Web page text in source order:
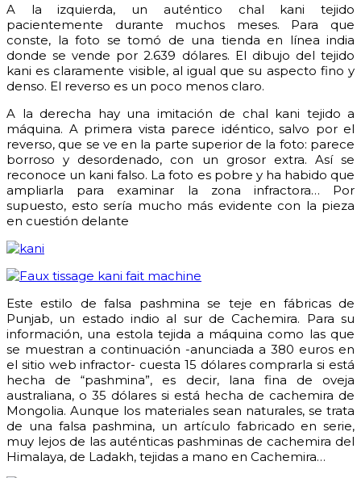
A la izquierda, un auténtico chal kani tejido
pacientemente durante muchos meses. Para que
conste, la foto se tomó de una tienda en línea india
donde se vende por 2.639 dólares. El dibujo del tejido
kani es claramente visible, al igual que su aspecto fino y
denso. El reverso es un poco menos claro.
A la derecha hay una imitación de chal kani tejido a
máquina. A primera vista parece idéntico, salvo por el
reverso, que se ve en la parte superior de la foto: parece
borroso y desordenado, con un grosor extra. Así se
reconoce un kani falso. La foto es pobre y ha habido que
ampliarla para examinar la zona infractora… Por
supuesto, esto sería mucho más evidente con la pieza
en cuestión delante
Este estilo de falsa pashmina se teje en fábricas de
Punjab, un estado indio al sur de Cachemira. Para su
información, una estola tejida a máquina como las que
se muestran a continuación -anunciada a 380 euros en
el sitio web infractor- cuesta 15 dólares comprarla si está
hecha de “pashmina”, es decir, lana fina de oveja
australiana, o 35 dólares si está hecha de cachemira de
Mongolia. Aunque los materiales sean naturales, se trata
de una falsa pashmina, un artículo fabricado en serie,
muy lejos de las auténticas pashminas de cachemira del
Himalaya, de Ladakh, tejidas a mano en Cachemira…